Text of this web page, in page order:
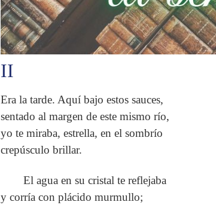
II
Era la tarde. Aquí bajo estos sauces,
sentado al margen de este mismo río,
yo te miraba, estrella, en el sombrío
crepúsculo brillar.
El agua en su cristal te reflejaba
y corría con plácido murmullo;